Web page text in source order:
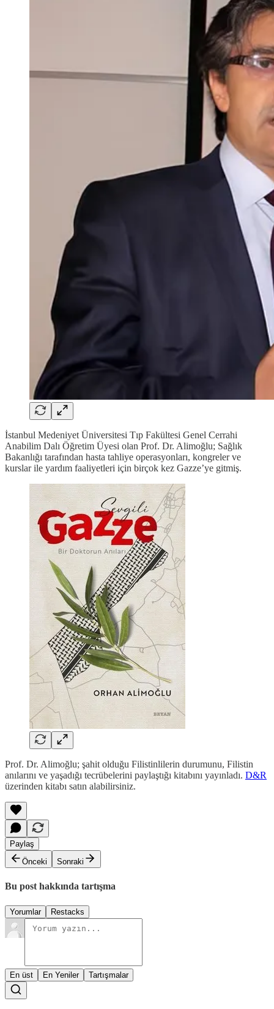
İstanbul Medeniyet Üniversitesi Tıp Fakültesi Genel Cerrahi
Anabilim Dalı Öğretim Üyesi olan Prof. Dr. Alimoğlu; Sağlık
Bakanlığı tarafından hasta tahliye operasyonları, kongreler ve
kurslar ile yardım faaliyetleri için birçok kez Gazze’ye gitmiş.
Prof. Dr. Alimoğlu; şahit olduğu Filistinlilerin durumunu, Filistin
anılarını ve yaşadığı tecrübelerini paylaştığı kitabını yayınladı. D&R
üzerinden kitabı satın alabilirsiniz.
Paylaş
Önceki
Sonraki
Bu post hakkında tartışma
Yorumlar Restacks
En üst En Yeniler Tartışmalar